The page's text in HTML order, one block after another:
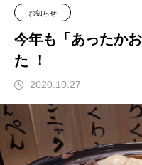
お知らせ
今年も「あったか
た ！
2020.10.27